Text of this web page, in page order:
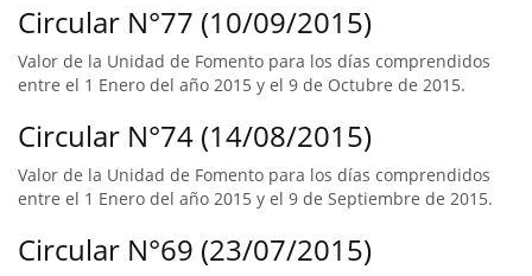
Circular N°77 (10/09/2015)
Valor de la Unidad de Fomento para los días comprendidos
entre el 1 Enero del año 2015 y el 9 de Octubre de 2015.
Circular N°74 (14/08/2015)
Valor de la Unidad de Fomento para los días comprendidos
entre el 1 Enero del año 2015 y el 9 de Septiembre de 2015.
Circular N°69 (23/07/2015)